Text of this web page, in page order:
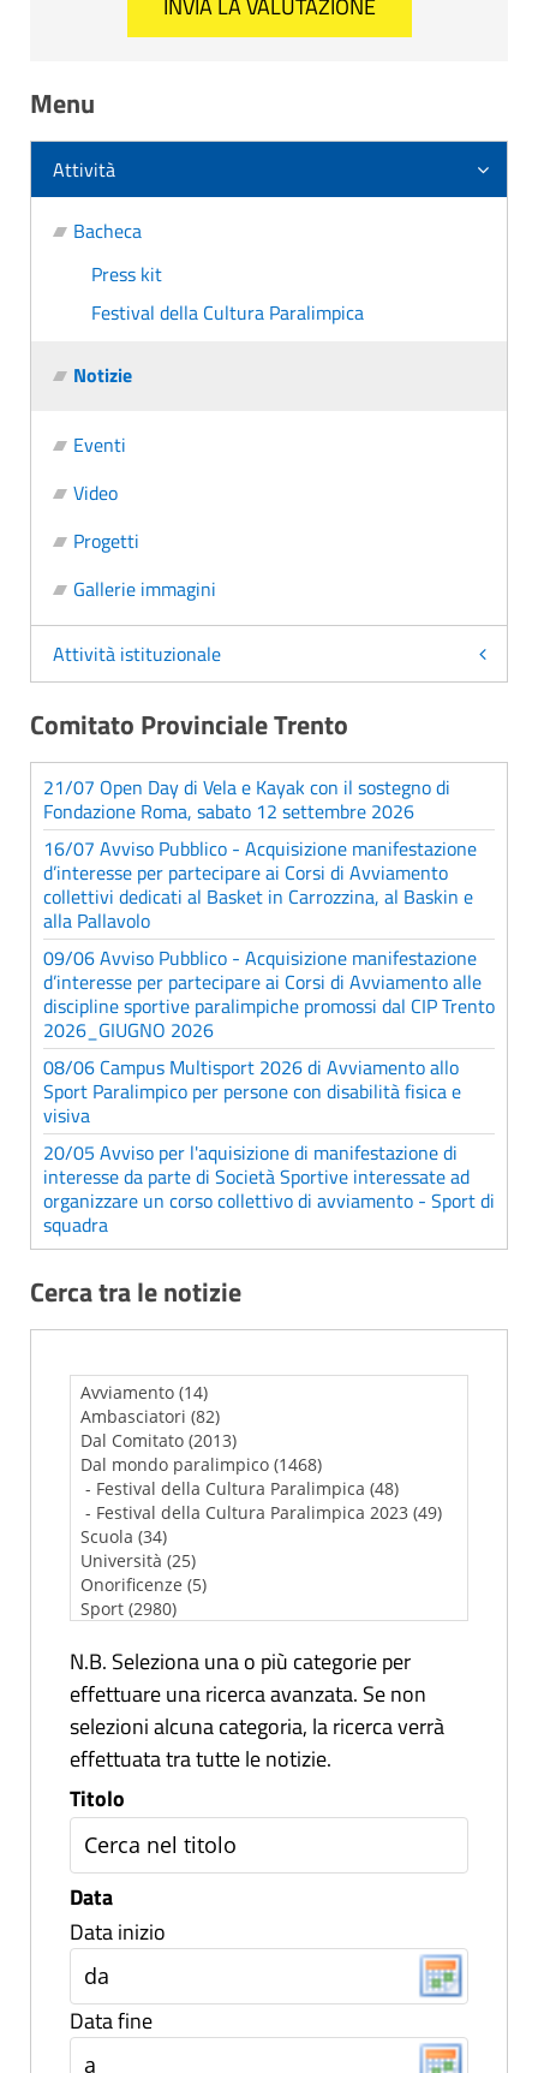
Menu
Attività
Bacheca
Press kit
Festival della Cultura Paralimpica
Notizie
Eventi
Video
Progetti
Gallerie immagini
Attività istituzionale
Comitato Provinciale Trento
21/07 Open Day di Vela e Kayak con il sostegno di
Fondazione Roma, sabato 12 settembre 2026
16/07 Avviso Pubblico - Acquisizione manifestazione
d’interesse per partecipare ai Corsi di Avviamento
collettivi dedicati al Basket in Carrozzina, al Baskin e
alla Pallavolo
09/06 Avviso Pubblico - Acquisizione manifestazione
d’interesse per partecipare ai Corsi di Avviamento alle
discipline sportive paralimpiche promossi dal CIP Trento
2026_GIUGNO 2026
08/06 Campus Multisport 2026 di Avviamento allo
Sport Paralimpico per persone con disabilità fisica e
visiva
20/05 Avviso per l'aquisizione di manifestazione di
interesse da parte di Società Sportive interessate ad
organizzare un corso collettivo di avviamento - Sport di
squadra
Cerca tra le notizie
N.B. Seleziona una o più categorie per
effettuare una ricerca avanzata. Se non
selezioni alcuna categoria, la ricerca verrà
effettuata tra tutte le notizie.
Titolo
Data
Data inizio
Data fine